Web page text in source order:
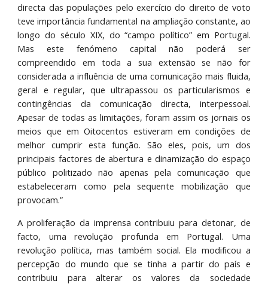
directa das populações pelo exercício do direito de voto
teve importância fundamental na ampliação constante, ao
longo do século XIX, do “campo político” em Portugal.
Mas este fenómeno capital não poderá ser
compreendido em toda a sua extensão se não for
considerada a influência de uma comunicação mais fluida,
geral e regular, que ultrapassou os particularismos e
contingências da comunicação directa, interpessoal.
Apesar de todas as limitações, foram assim os jornais os
meios que em Oitocentos estiveram em condições de
melhor cumprir esta função. São eles, pois, um dos
principais factores de abertura e dinamização do espaço
público politizado não apenas pela comunicação que
estabeleceram como pela sequente mobilização que
provocam.”
A proliferação da imprensa contribuiu para detonar, de
facto, uma revolução profunda em Portugal. Uma
revolução política, mas também social. Ela modificou a
percepção do mundo que se tinha a partir do país e
contribuiu para alterar os valores da sociedade